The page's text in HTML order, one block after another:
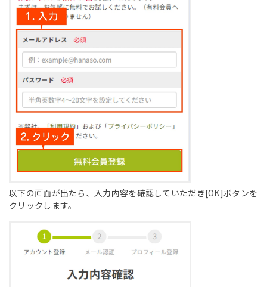
以下の画面が出たら、入力内容を確認していただき[OK]ボタンを
クリックします。